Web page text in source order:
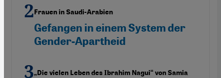
Frauen in Saudi-Arabien
Gefangen in einem System der
Gender-Apartheid
„Die vielen Leben des Ibrahim Nagui“ von Samia